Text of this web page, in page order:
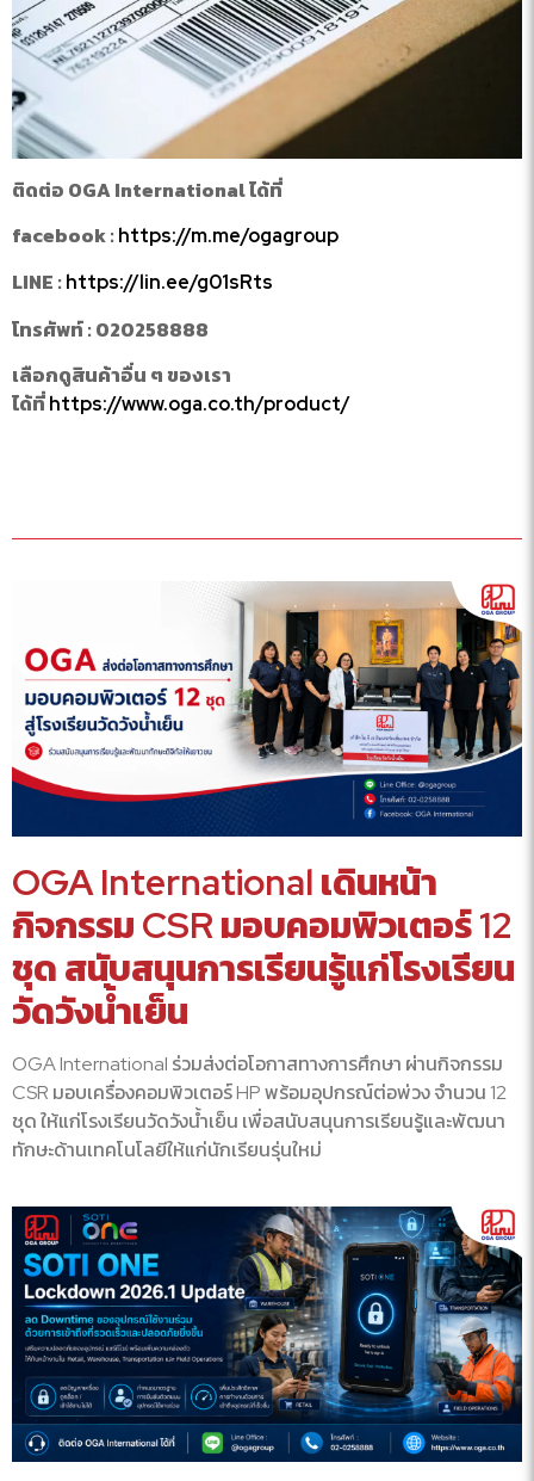
ติดต่อ OGA International ได้ที่
facebook :https://m.me/ogagroup
LINE :https://lin.ee/g01sRts
โทรศัพท์ : 020258888
เลือกดูสินค้าอื่น ๆ ของเรา
ได้ที่https://www.oga.co.th/product/
OGA International เดินหน้า
กิจกรรม CSR มอบคอมพิวเตอร์ 12
ชุด สนับสนุนการเรียนรู้แก่โรงเรียน
วัดวังน้ำเย็น
OGA International ร่วมส่งต่อโอกาสทางการศึกษา ผ่านกิจกรรม
CSR มอบเครื่องคอมพิวเตอร์ HP พร้อมอุปกรณ์ต่อพ่วง จำนวน 12
ชุด ให้แก่โรงเรียนวัดวังน้ำเย็น เพื่อสนับสนุนการเรียนรู้และพัฒนา
ทักษะด้านเทคโนโลยีให้แก่นักเรียนรุ่นใหม่